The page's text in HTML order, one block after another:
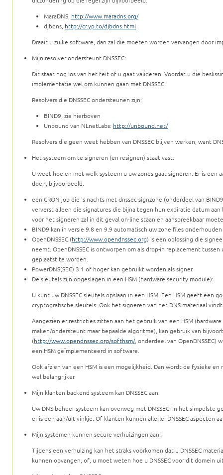
MaraDNS, http://www.maradns.org/
djbdns, http://cr.yp.to/djbdns.html
Draait u zulke software, dan zal die moeten worden vervangen door
Mijn resolver ondersteunt DNSSEC:
Dit staat nog los van het feit of u gaat valideren. Voordat u die
implementatie wel om kunnen gaan met DNSSEC.
Resolvers die DNSSEC ondersteunen zijn:
BIND9, zie hierboven
Unbound van NLnetLabs: http://unbound.net/
Resolvers die geen weet hebben van DNSSEC blijven werken, want
Het systeem om te signeren (en resignen) staat vast:
U weet hoe en met welk systeem u uw zones gaat signeren. Er is
doen, bijvoorbeeld:
een CRON job die 's nachts met dnssec-signzone (onderdeel van
ververst alleen die signatures die bijna tegen hun expiratie datum
voor het signeren zal in dit geval on-line staan en aanspreekbaar
BIND9 kan in versie 9.8 en 9.9 automatisch uw zone files onderhouden
OpenDNSSEC (http://www.opendnssec.org) is een oplossing die
neemt. OpenDNSSEC is ontworpen om als drop-in replacement
geplaatst te worden.
PowerDNS(SEC) 3.1 of hoger kan gebruikt worden als signer.
De sleutels zijn opgeslagen in een HSM (hardware security module):
U kunt uw DNSSEC sleutels opslaan in een HSM. Een HSM geeft een
cryptografische sleutels. Ook het signeren van het DNS materiaal
Aangezien er restricties zitten aan het gebruik van een HSM
maken/ondersteunt maar bepaalde algoritme), kan gebruik van
(http://www.opendnssec.org/softhsm/, onderdeel van OpenDNSSEC)
een HSM geïmplementeerd in software.
Ook afzien van een HSM is een mogelijkheid. Dan wordt de fysieke
wel belangrijker.
Mijn klanten backend systeem kan DNSSEC aan:
Uw DNS beheer systeem kan overweg met DNSSEC. In het simpelste
er is een aan/uit vinkje. Of klanten kunnen allerlei DNSSEC aspecten
Mijn systemen kunnen secure verhuizingen aan:
Tijdens een verhuizing kan het straks voorkomen dat u DNSSEC
kunnen opvangen, of, u moet weten hoe u DNSSEC voor dit domein